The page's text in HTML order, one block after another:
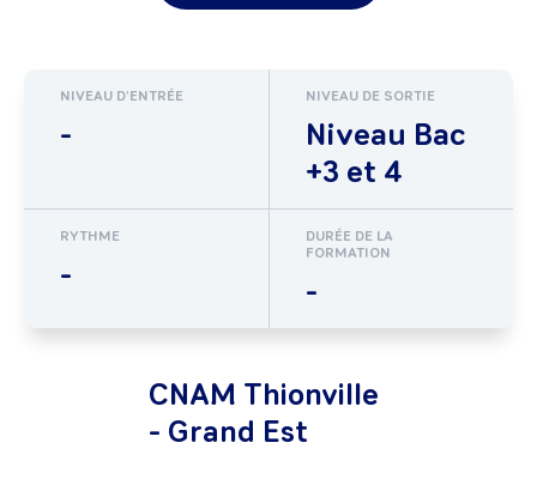
NIVEAU D'ENTRÉE
-
NIVEAU DE SORTIE
Niveau Bac
+3 et 4
RYTHME
-
DURÉE DE LA
FORMATION
-
CNAM Thionville
- Grand Est